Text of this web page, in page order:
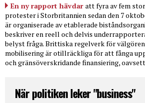
En ny rapport hävdar att fyra av fem
protester i Storbritannien sedan den 7
är organiserade av etablerade
beskriver en reell och delvis
belyst fråga. Brittiska regelverk för
mobilisering är otillräckliga för att fånga
och gränsöverskridande finansiering,
När politiken leker "business"